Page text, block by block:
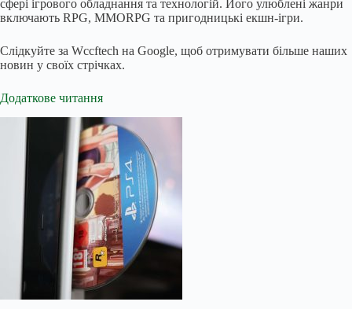
сфері ігрового обладнання та технологій. Його улюблені жанри
включають RPG, MMORPG та пригодницькі екшн-ігри.
Слідкуйте за Wccftech на Google, щоб отримувати більше наших
новин у своїх стрічках.
Додаткове читання